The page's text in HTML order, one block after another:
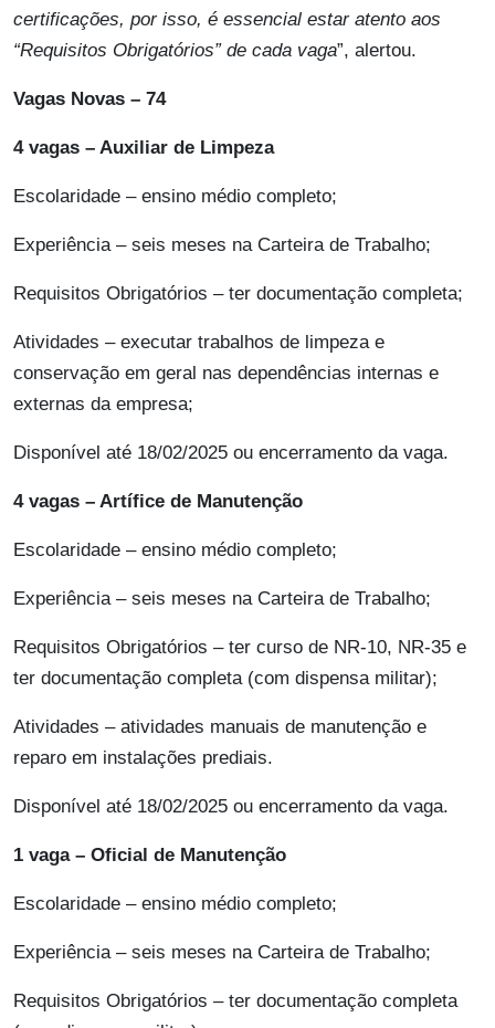
certificações, por isso, é essencial estar atento aos
“Requisitos Obrigatórios” de cada vaga”, alertou.
Vagas Novas – 74
4 vagas – Auxiliar de Limpeza
Escolaridade – ensino médio completo;
Experiência – seis meses na Carteira de Trabalho;
Requisitos Obrigatórios – ter documentação completa;
Atividades – executar trabalhos de limpeza e
conservação em geral nas dependências internas e
externas da empresa;
Disponível até 18/02/2025 ou encerramento da vaga.
4 vagas – Artífice de Manutenção
Escolaridade – ensino médio completo;
Experiência – seis meses na Carteira de Trabalho;
Requisitos Obrigatórios – ter curso de NR-10, NR-35 e
ter documentação completa (com dispensa militar);
Atividades – atividades manuais de manutenção e
reparo em instalações prediais.
Disponível até 18/02/2025 ou encerramento da vaga.
1 vaga – Oficial de Manutenção
Escolaridade – ensino médio completo;
Experiência – seis meses na Carteira de Trabalho;
Requisitos Obrigatórios – ter documentação completa